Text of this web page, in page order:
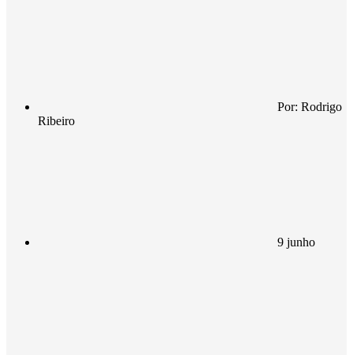
Por: Rodrigo
Ribeiro
9 junho